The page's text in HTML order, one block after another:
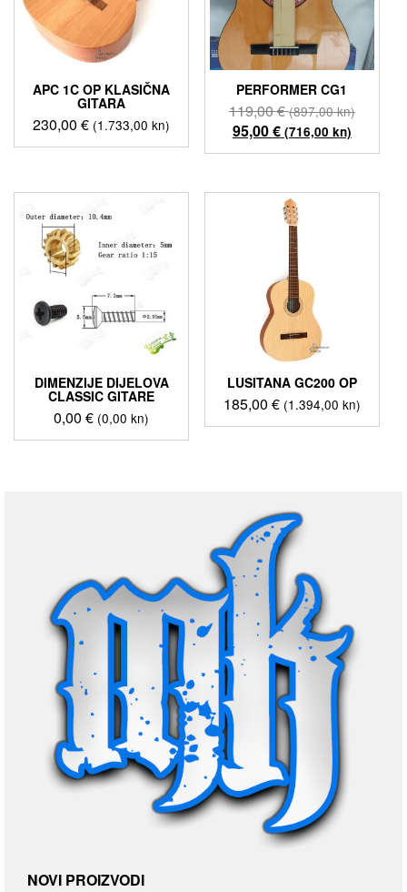
APC 1C OP KLASIČNA
GITARA
230,00€ (1.733,00 kn)
PERFORMER CG1
119,00€ (897,00 kn)Izvorna
bila
119,00
95,00€ (716,00 kn)Trenutna
cijena
95,00 €
DIMENZIJE DIJELOVA
CLASSIC GITARE
0,00€ (0,00 kn)
LUSITANA GC200 OP
185,00 € (1.394,00 kn)
NOVI PROIZVODI